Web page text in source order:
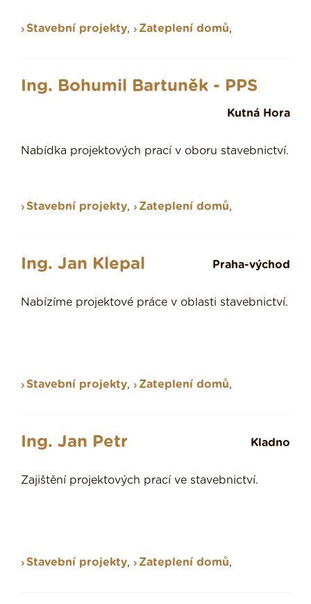
Stavební projekty, Zateplení domů,
Ing. Bohumil Bartuněk - PPS
Kutná Hora
Nabídka projektových prací v oboru stavebnictví.
Stavební projekty, Zateplení domů,
Ing. Jan Klepal Praha-východ
Nabízíme projektové práce v oblasti stavebnictví.
Stavební projekty, Zateplení domů,
Ing. Jan Petr Kladno
Zajištění projektových prací ve stavebnictví.
Stavební projekty, Zateplení domů,